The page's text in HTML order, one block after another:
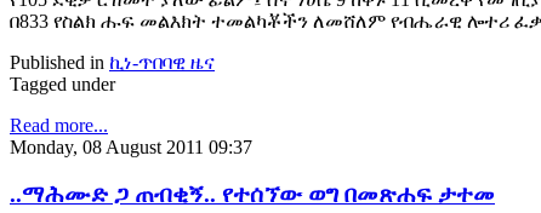
በ833 የስልክ ሑፍ መልእክት ተመልካቾችን ለመሸለም የብሔራዊ ሎተሪ
Published in ኪነ-ጥበባዊ ዜና
Tagged under
Read more...
Monday, 08 August 2011 09:37
..ማሕሙድ ጋ ጠብቂኝ.. የተሰኘው ወግ በመጽሐፍ ታተመ